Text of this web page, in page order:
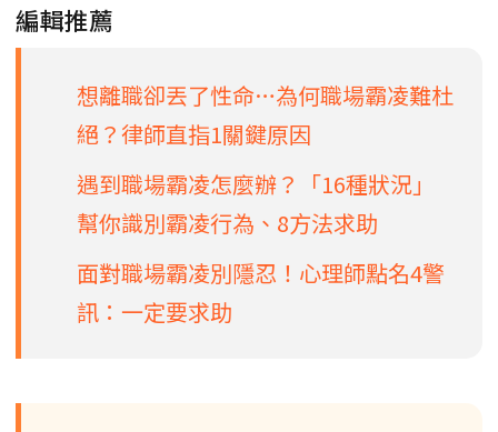
編輯推薦
想離職卻丟了性命…為何職場霸凌難杜
絕？律師直指1關鍵原因
遇到職場霸凌怎麼辦？「16種狀況」
幫你識別霸凌行為、8方法求助
面對職場霸凌別隱忍！心理師點名4警
訊：一定要求助